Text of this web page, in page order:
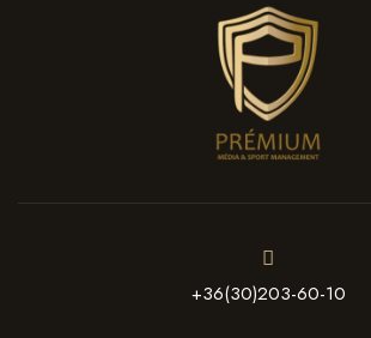
+36(30)203-60-10